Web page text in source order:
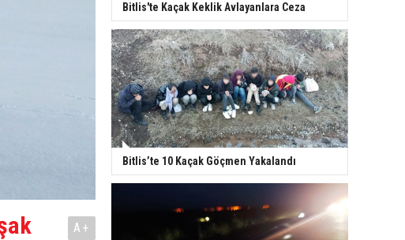
A+
Bitlis'te Kaçak Keklik Avlayanlara Ceza
Bitlis’te 10 Kaçak Göçmen Yakalandı